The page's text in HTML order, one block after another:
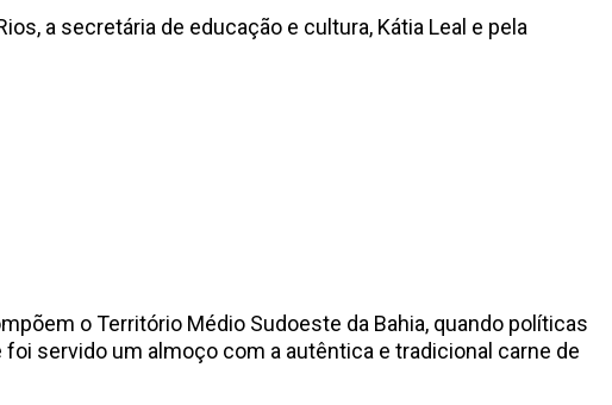
a secretária de educação e cultura, Kátia Leal e pela
o Território Médio Sudoeste da Bahia, quando políticas
servido um almoço com a autêntica e tradicional carne de